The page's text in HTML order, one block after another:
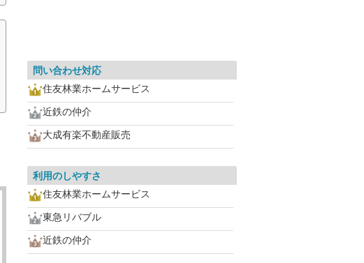
問い合わせ対応
住友林業ホームサービス
近鉄の仲介
大成有楽不動産販売
利用のしやすさ
住友林業ホームサービス
東急リバブル
近鉄の仲介